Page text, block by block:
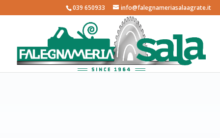
039 650933 info@falegnameriasalaagrate.it